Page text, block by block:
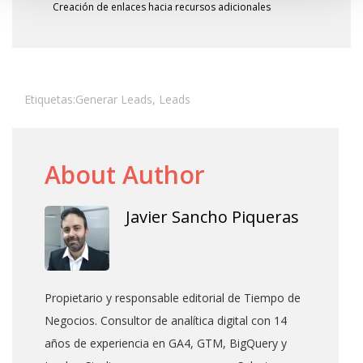
Creación de enlaces hacia recursos adicionales
Etiquetas:Generar Leads, Leads
About Author
Javier Sancho Piqueras
Propietario y responsable editorial de Tiempo de
Negocios. Consultor de analítica digital con 14
años de experiencia en GA4, GTM, BigQuery y